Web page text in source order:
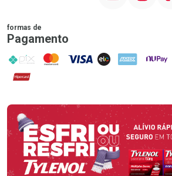
formas de
Pagamento
PIX MasterCard
VISA ELO AMEX NuPay
Hipercard
Promoção em Destaque